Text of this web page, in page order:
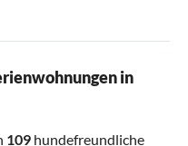
in
109 hundefreundliche